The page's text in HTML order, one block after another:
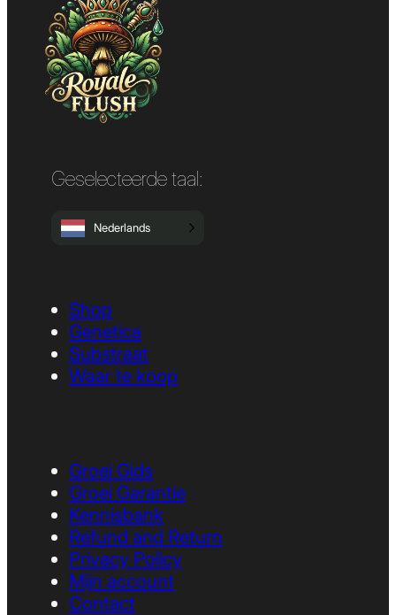
Shop
Genetica
Substraat
Waar te koop
Geselecteerde taal:
Nederlands
Groei Gids
Groei Garantie
Kennisbank
Refund and Return
Privacy Policy
Mijn account
Contact